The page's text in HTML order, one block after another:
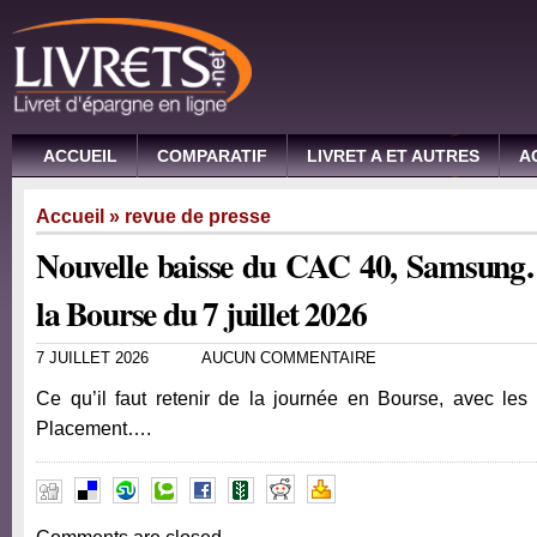
ACCUEIL COMPARATIF LIVRET A ET AUTRES
Accueil » revue de presse
Nouvelle baisse du CAC 40,
la Bourse du 7 juillet 2026
7 JUILLET 2026 AUCUN COMMENTAIRE
Ce qu’il faut retenir de la journée en Bourse, avec les
Placement….